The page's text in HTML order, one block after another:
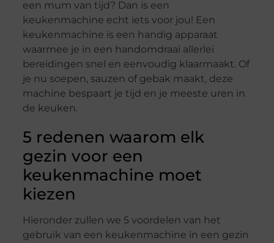
een mum van tijd? Dan is een
keukenmachine echt iets voor jou! Een
keukenmachine is een handig apparaat
waarmee je in een handomdraai allerlei
bereidingen snel en eenvoudig klaarmaakt. Of
je nu soepen, sauzen of gebak maakt, deze
machine bespaart je tijd en je meeste uren in
de keuken.
5 redenen waarom elk
gezin voor een
keukenmachine moet
kiezen
Hieronder zullen we 5 voordelen van het
gebruik van een keukenmachine in een gezin